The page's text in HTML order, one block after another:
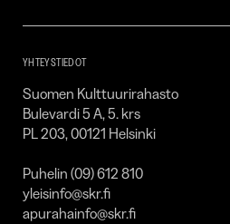
YHTEYSTIEDOT
Suomen Kulttuurirahasto
Bulevardi 5 A, 5. krs
PL 203, 00121 Helsinki
Puhelin (09) 612 810
yleisinfo@skr.fi
apurahainfo@skr.fi